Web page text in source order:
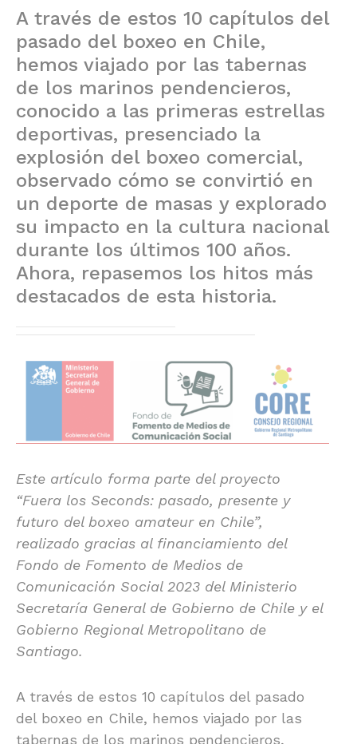
A través de estos 10 capítulos del
pasado del boxeo en Chile,
hemos viajado por las tabernas
de los marinos pendencieros,
conocido a las primeras estrellas
deportivas, presenciado la
explosión del boxeo comercial,
observado cómo se convirtió en
un deporte de masas y explorado
su impacto en la cultura nacional
durante los últimos 100 años.
Ahora, repasemos los hitos más
destacados de esta historia.
Este artículo forma parte del proyecto
“Fuera los Seconds: pasado, presente y
futuro del boxeo amateur en Chile”,
realizado gracias al financiamiento del
Fondo de Fomento de Medios de
Comunicación Social 2023 del Ministerio
Secretaría General de Gobierno de Chile y el
Gobierno Regional Metropolitano de
Santiago.
A través de estos 10 capítulos del pasado
del boxeo en Chile, hemos viajado por las
tabernas de los marinos pendencieros,